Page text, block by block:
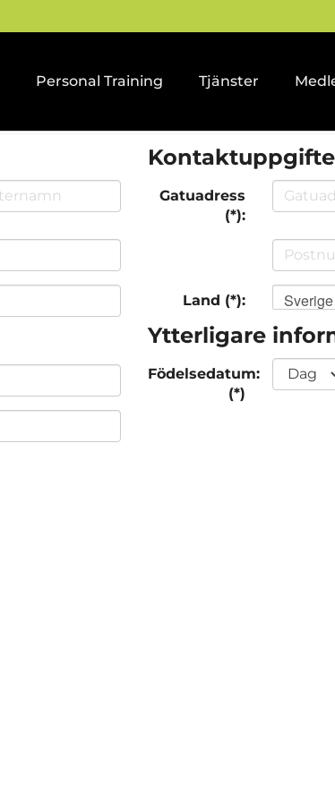
Personal Training Tjänster
Gatuadress
(*):
Land (*): Sverige
Ytterligare
Födelsedatum:
(*)